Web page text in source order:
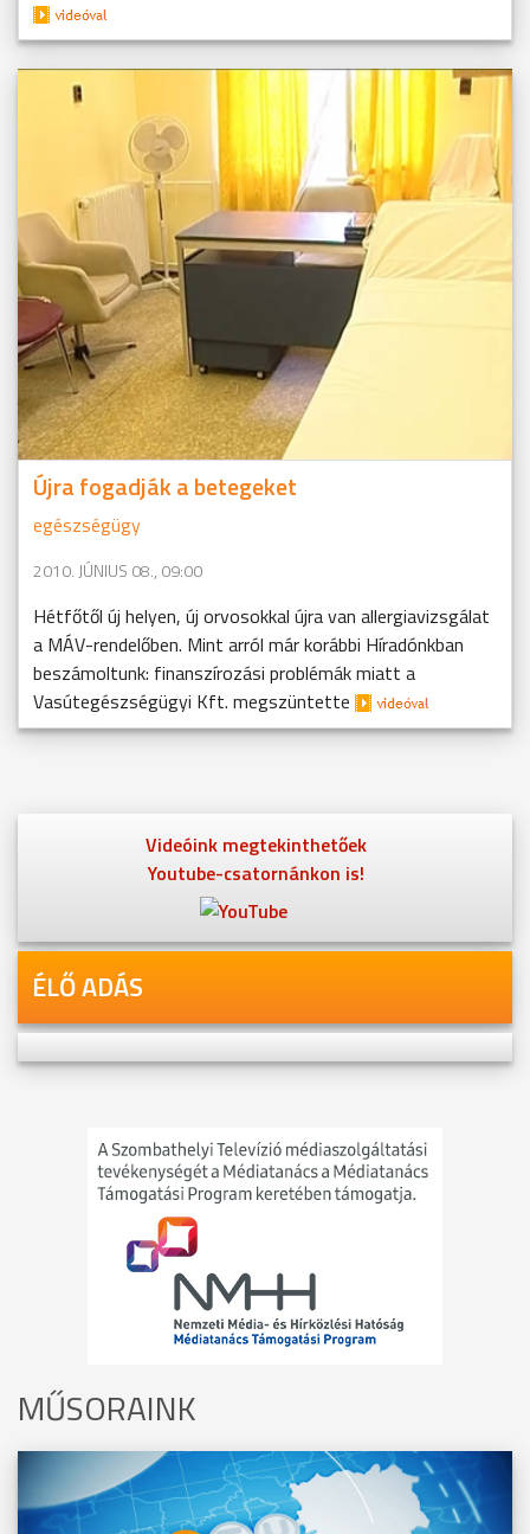
Újra fogadják a betegeket
egészségügy
2010. JÚNIUS 08., 09:00
Hétfőtől új helyen, új orvosokkal újra van allergiavizsgálat
a MÁV-rendelőben. Mint arról már korábbi Híradónkban
beszámoltunk: finanszírozási problémák miatt a
Vasútegészségügyi Kft. megszüntette
Videóink megtekinthetőek
Youtube-csatornánkon is!
ÉLŐ ADÁS
MŰSORAINK